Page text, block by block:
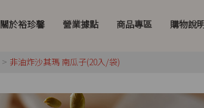
關於裕珍馨 營業據點 商品專區 購物說
非油炸沙其瑪 南瓜子(20入/袋)